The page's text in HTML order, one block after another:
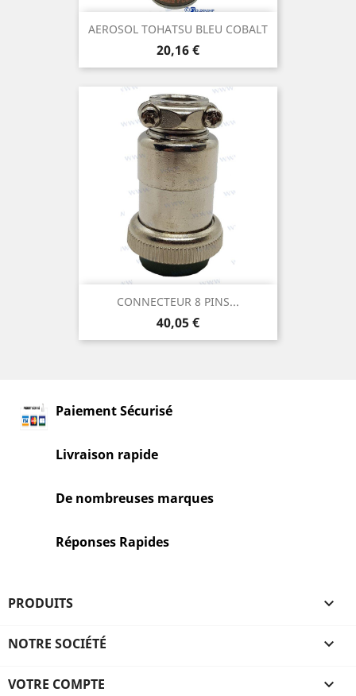
AEROSOL TOHATSU BLEU COBALT
Prix
20,16 €
CONNECTEUR 8 PINS...
Prix
40,05 €
Paiement Sécurisé
Livraison rapide
De nombreuses marques
Réponses Rapides
PRODUITS 
NOTRE SOCIÉTÉ 
VOTRE COMPTE 